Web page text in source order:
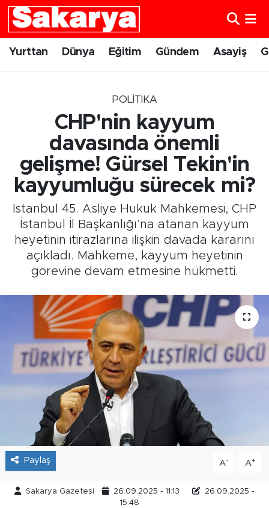
Yurttan Dünya Eğitim Gündem Asayiş
POLITIKA
CHP'nin kayyum
davasında önemli
gelişme! Gürsel Tekin'in
kayyumluğu sürecek mi?
İstanbul 45. Asliye Hukuk Mahkemesi, CHP
İstanbul İl Başkanlığı’na atanan kayyum
heyetinin itirazlarına ilişkin davada kararını
açıkladı. Mahkeme, kayyum heyetinin
görevine devam etmesine hükmetti.
Paylaş A- A+
Sakarya Gazetesi 26.09.2025 - 11:13
26.09.2025 -
15:48
Yurttan
Gündem
Eskişehirspor
Spor
Sağlık
Kültür Sanat
Resmi İlanlar
Söyleşi
Foto Şaka
Teknoloji
Politika
Eskişehir Nöbetçi Eczaneler
Eskişehir Trafik Yoğunluk Haritası
Süper Lig Puan Durumu ve Fikstür
Tüm Manşetler
Son Dakika Haberleri
Haber Arşivi